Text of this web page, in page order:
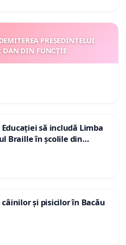
PREȘEDINTELUI
DAN DIN FUNCȚIE
să includă Limba
Braille în școlile din
și pisicilor în Bacău